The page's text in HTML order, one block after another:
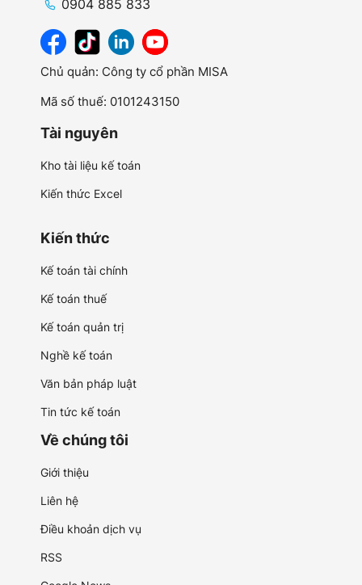
0904 885 833
Chủ quản: Công ty cổ phần MISA
Mã số thuế: 0101243150
Tài nguyên
Kho tài liệu kế toán
Kiến thức Excel
Kiến thức
Kế toán tài chính
Kế toán thuế
Kế toán quản trị
Nghề kế toán
Văn bản pháp luật
Tin tức kế toán
Về chúng tôi
Giới thiệu
Liên hệ
Điều khoản dịch vụ
RSS